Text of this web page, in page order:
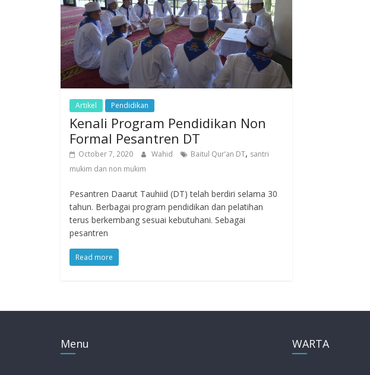
Artikel Pendidikan
Kenali Program Pendidikan Non
Formal Pesantren DT
October 7, 2020 Wahid Baitul Qur’an DT, santri
mukim dan non mukim
Pesantren Daarut Tauhiid (DT) telah berdiri selama 30
tahun. Berbagai program pendidikan dan pelatihan
terus berkembang sesuai kebutuhani. Sebagai
pesantren
Read more
Menu WARTA